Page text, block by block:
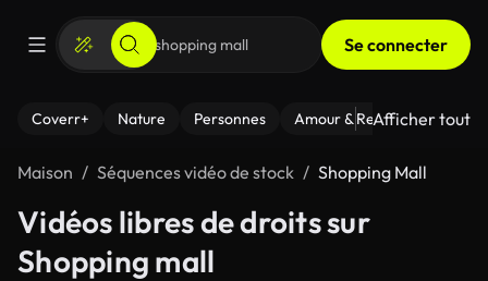
Se connecter
Coverr+ Nature Personnes Amour & Relations Le
Afficher tout
Maison Séquences vidéo de stock Shopping Mall
Vidéos libres de droits sur
Shopping mall